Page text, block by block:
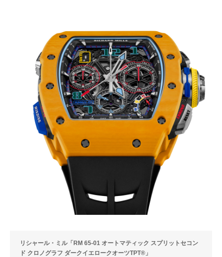
リシャール・ミル「RM 65-01 オートマティック スプリットセコン
ド クロノグラフ ダークイエロークオーツTPT®」